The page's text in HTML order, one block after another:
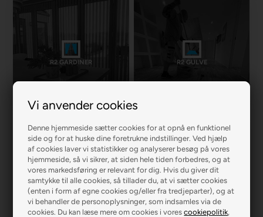
Vi anvender cookies
Denne hjemmeside sætter cookies for at opnå en funktionel
side og for at huske dine foretrukne indstillinger. Ved hjælp
af cookies laver vi statistikker og analyserer besøg på vores
hjemmeside, så vi sikrer, at siden hele tiden forbedres, og at
vores markedsføring er relevant for dig. Hvis du giver dit
samtykke til alle cookies, så tillader du, at vi sætter cookies
(enten i form af egne cookies og/eller fra tredjeparter), og at
vi behandler de personoplysninger, som indsamles via de
cookies. Du kan læse mere om cookies i vorescookiepolitik,
R2 GARDINER R2 GULVE
R2 MURER R2 BOLIG